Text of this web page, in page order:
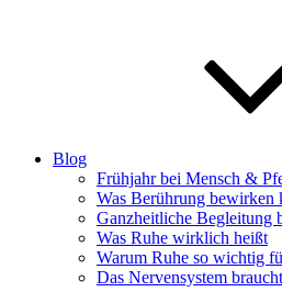
Blog
Frühjahr bei Mensch &
Was Berührung
Ganzheitliche Begleitung
Was Ruhe wirklich heißt
Warum Ruhe so wichtig
Das Nervensystem